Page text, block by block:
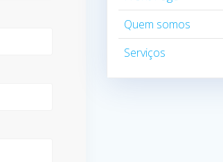
Quem somos
Serviços